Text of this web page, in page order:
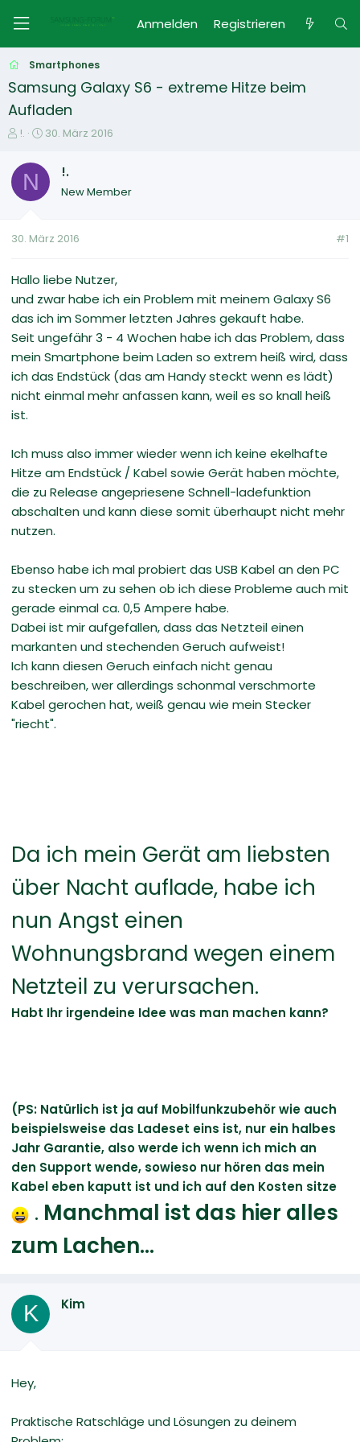
Anmelden Registrieren
Smartphones
Samsung Galaxy S6 - extreme Hitze beim
Aufladen
E
s
e
e
!.
E
e
t
m
30. März 2016
N !.
New Member
30. März 2016 #1
Hallo liebe Nutzer,
und zwar habe ich ein Problem mit meinem Galaxy S6
das ich im Sommer letzten Jahres gekauft habe.
Seit ungefähr 3 - 4 Wochen habe ich das Problem, dass
mein Smartphone beim Laden so extrem heiß wird, dass
ich das Endstück (das am Handy steckt wenn es lädt)
nicht einmal mehr anfassen kann, weil es so knall heiß
ist.
Ich muss also immer wieder wenn ich keine ekelhafte
Hitze am Endstück / Kabel sowie Gerät haben möchte,
die zu Release angepriesene Schnell-ladefunktion
abschalten und kann diese somit überhaupt nicht mehr
nutzen.
Ebenso habe ich mal probiert das USB Kabel an den PC
zu stecken um zu sehen ob ich diese Probleme auch mit
gerade einmal ca. 0,5 Ampere habe.
Dabei ist mir aufgefallen, dass das Netzteil einen
markanten und stechenden Geruch aufweist!
Ich kann diesen Geruch einfach nicht genau
beschreiben, wer allerdings schonmal verschmorte
Kabel gerochen hat, weiß genau wie mein Stecker
"riecht".
Da ich mein Gerät am liebsten
über Nacht auflade, habe ich
nun Angst einen
Wohnungsbrand wegen einem
Netzteil zu verursachen.
Habt Ihr irgendeine Idee was man machen kann?
(PS: Natürlich ist ja auf Mobilfunkzubehör wie auch
beispielsweise das Ladeset eins ist, nur ein halbes
Jahr Garantie, also werde ich wenn ich mich an
den Support wende, sowieso nur hören das mein
Kabel eben kaputt ist und ich auf den Kosten sitze
. Manchmal ist das hier alles
zum Lachen...
K Kim
Hey,
Praktische Ratschläge und Lösungen zu deinem